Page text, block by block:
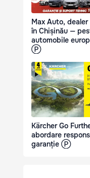
Max Auto,
în Chișinău —
automobile
Ⓟ
Kärcher Go
abordare
garanție Ⓟ